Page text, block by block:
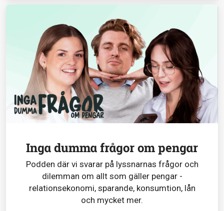
Inga dumma frågor om pengar
Podden där vi svarar på lyssnarnas frågor och
dilemman om allt som gäller pengar -
relationsekonomi, sparande, konsumtion, lån
och mycket mer.